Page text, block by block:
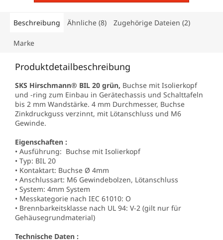
Beschreibung Ähnliche (8) Zugehörige Dateien (2)
Marke
Produktdetailbeschreibung
SKS Hirschmann® BIL 20 grün, Buchse mit Isolierkopf
und -ring zum Einbau in Gerätechassis und Schalttafeln
bis 2 mm Wandstärke. 4 mm Durchmesser, Buchse
Zinkdruckguss verzinnt, mit Lötanschluss und M6
Gewinde.
Eigenschaften :
• Ausführung: Buchse mit Isolierkopf
• Typ: BIL 20
• Kontaktart: Buchse Ø 4mm
• Anschlussart: M6 Gewindebolzen, Lötanschluss
• System: 4mm System
• Messkategorie nach IEC 61010: O
• Brennbarkeitsklasse nach UL 94: V-2 (gilt nur für
Gehäusegrundmaterial)
Technische Daten :